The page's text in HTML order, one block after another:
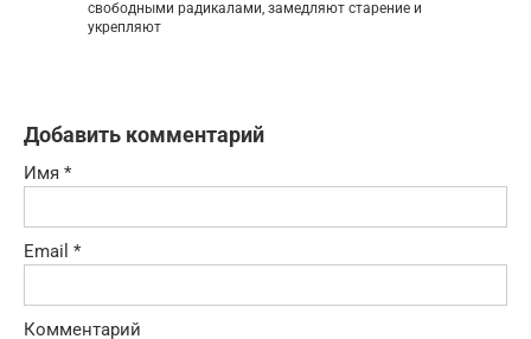
свободными радикалами, замедляют старение и
укрепляют
Добавить комментарий
Имя *
Email *
Комментарий